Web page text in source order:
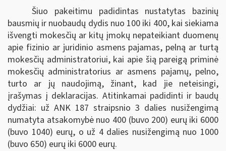
Šiuo pakeitimu padidintas nustatytas bazinių
bausmių ir nuobaudų dydis nuo 100 iki 400, kai siekiama
išvengti mokesčių ar kitų įmokų nepateikiant duomenų
apie fizinio ar juridinio asmens pajamas, pelną ar turtą
mokesčių administratoriui, kai apie šią pareigą priminė
mokesčių administratorius ar asmens pajamų, pelno,
turto ar jų naudojimą, žinant, kad jie neteisingi,
įrašymas į deklaracijas. Atitinkamai padidinti ir baudų
dydžiai: už ANK 187 straipsnio 3 dalies nusižengimą
numatyta atsakomybė nuo 400 (buvo 200) eurų iki 6000
(buvo 1040) eurų, o už 4 dalies nusižengimą nuo 1000
(buvo 650) eurų iki 6000 eurų.